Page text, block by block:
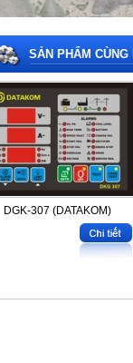
SẢN PHẨM CÙNG
DGK-307 (DATAKOM)